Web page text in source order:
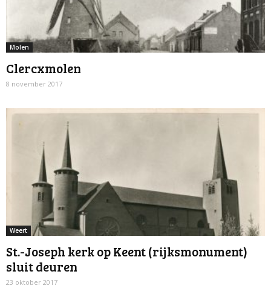
Molen
Clercxmolen
8 november 2017
Weert
St.-Joseph kerk op Keent (rijksmonument)
sluit deuren
23 oktober 2017